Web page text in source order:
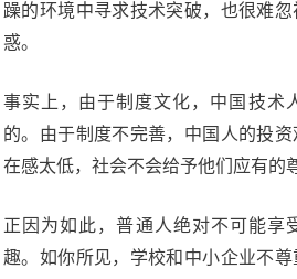
躁的环境中寻求技术突破，也很难
惑。
事实上，由于制度文化，中国技术
的。由于制度不完善，中国人的投
在感太低，社会不会给予他们应有的
正因为如此，普通人绝对不可能享
趣。如你所见，学校和中小企业不尊